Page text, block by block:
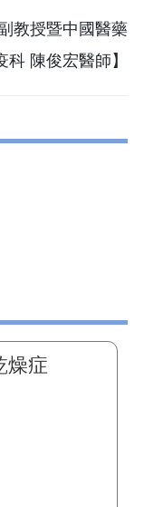
教授暨中國醫藥
陳俊宏醫師】